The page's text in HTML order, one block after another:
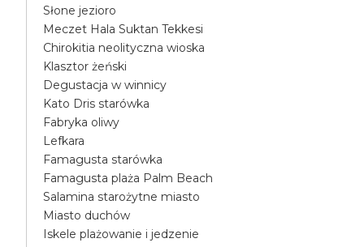
Słone jezioro
Meczet Hala Suktan Tekkesi
Chirokitia neolityczna wioska
Klasztor żeński
Degustacja w winnicy
Kato Dris starówka
Fabryka oliwy
Lefkara
Famagusta starówka
Famagusta plaża Palm Beach
Salamina starożytne miasto
Miasto duchów
Iskele plażowanie i jedzenie